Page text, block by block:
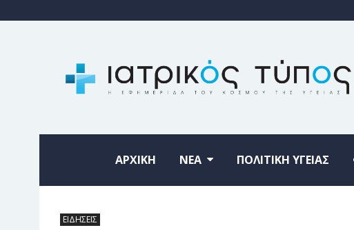
ΑΡΧΙΚΗ ΝΕΑ ΠΟΛΙΤΙΚΗ ΥΓΕΙΑΣ
ΕΙΔΗΣΕΙΣ